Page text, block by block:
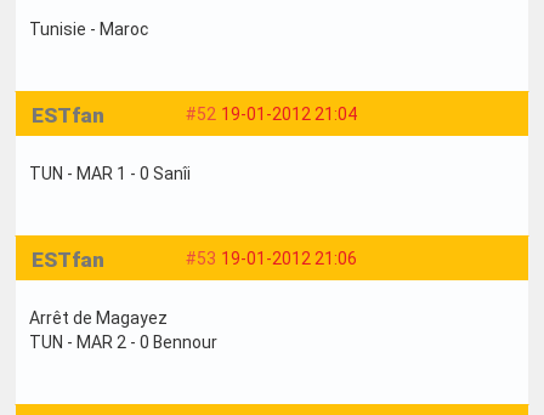
Tunisie - Maroc
#52 19-01-2012 21:04
ESTfan
TUN - MAR 1 - 0 Sanîi
#53 19-01-2012 21:06
ESTfan
Arrêt de Magayez
TUN - MAR 2 - 0 Bennour